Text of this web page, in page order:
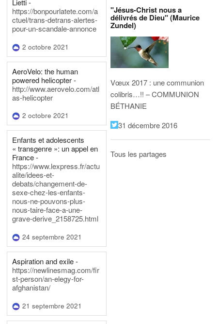
Lietti -
https://bonpourlatete.com/a
ctuel/trans-detrans-alertes-
pour-un-scandale-annonce
2 octobre 2021
AeroVelo: the human
powered helicopter -
http://www.aerovelo.com/atl
as-helicopter
2 octobre 2021
Enfants et adolescents
« transgenre »: un appel en
France -
https://www.lexpress.fr/actu
alite/idees-et-
debats/changement-de-
sexe-chez-les-enfants-
nous-ne-pouvons-plus-
nous-taire-face-a-une-
grave-derive_2158725.html
24 septembre 2021
Aspiration and exile -
https://newlinesmag.com/fir
st-person/an-elegy-for-
afghanistan/
21 septembre 2021
"Jésus-Christ nous a
délivrés de Dieu" (Maurice
Zundel)
Vœux 2017 : une communion
colibris…!! – COMMUNION
BÉTHANIE
31 décembre 2016
Tous les partages